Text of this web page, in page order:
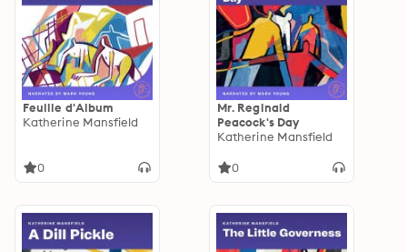
Feuille d'Album
Katherine Mansfield
0
Mr. Reginald
Peacock's Day
Katherine Mansfield
0